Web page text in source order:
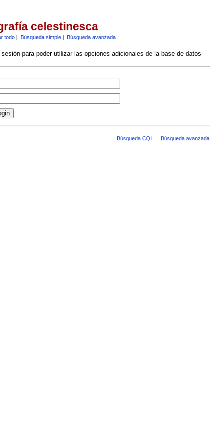
celestinesca
todo| Búsqueda simple| Búsqueda avanzada
sesión para poder utilizar las opciones adicionales de la base de datos
Búsqueda CQL | Búsqueda avanzada